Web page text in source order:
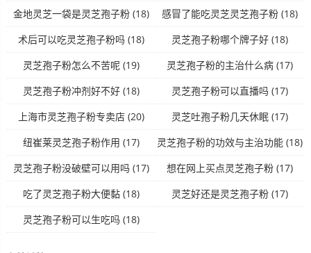
金地灵芝一袋是灵芝孢子粉 (18) 感冒了能吃灵芝灵芝孢子粉 (18)
术后可以吃灵芝孢子粉吗 (18) 灵芝孢子粉哪个牌子好 (18)
灵芝孢子粉怎么不苦呢 (19) 灵芝孢子粉的主治什么病 (17)
灵芝孢子粉冲剂好不好 (18) 灵芝孢子粉可以直播吗 (17)
上海市灵芝孢子粉专卖店 (20) 灵芝吐孢子粉几天休眠 (17)
纽崔莱灵芝孢子粉作用 (17) 灵芝孢子粉的功效与主治功能 (18)
灵芝孢子粉没破壁可以用吗 (17) 想在网上买点灵芝孢子粉 (17)
吃了灵芝孢子粉大便黏 (18) 灵芝好还是灵芝孢子粉 (17)
灵芝孢子粉可以生吃吗 (18)